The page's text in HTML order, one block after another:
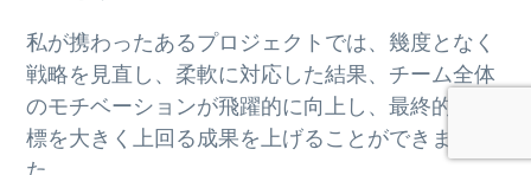
私が携わったあるプロジェクトでは、幾度となく
戦略を見直し、柔軟に対応した結果、チーム全体
のモチベーションが飛躍的に向上し、最終的に目
標を大きく上回る成果を上げることができまし